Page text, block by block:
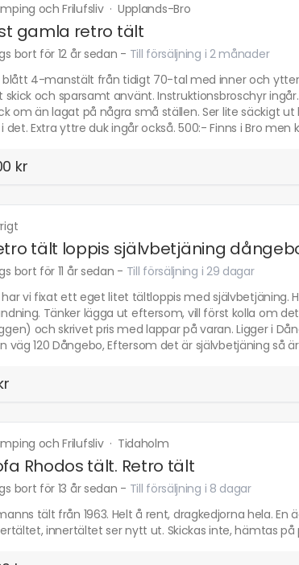
och Frilufsliv · Upplands-Bro
gamla retro tält
bort för 12 år sedan - Till försäljning i 2 månader
blått 4-manstält från tidigt 70-tal med inner och
skick och sparsamt använt. Instruktionsbroschyr
om än lagat på några små ställen. Ser lite säckigt
det. Extra yttre duk ingår också. 500:- Finns i Bro men
kr
tält loppis självbetjäning
bort för 11 år sedan - Till försäljning i 29 dagar
har vi fixat ett eget litet tältloppis med självbetjäning.
Tänker lägga ut eftersom, vill först kolla om
och skrivet pris med lappar på varan. Ligger i
väg 120 Dångebo, Eftersom det är självbetjäning så är
och Frilufsliv · Tidaholm
Rhodos tält. Retro tält
bort för 13 år sedan - Till försäljning i 8 dagar
tält från 1963. Helt å rent, dragkedjorna hela.
innertältet ser nytt ut. Skickas inte, hämtas på